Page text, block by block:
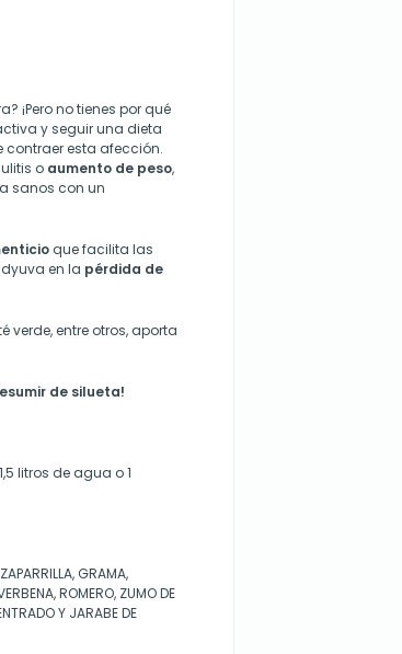
¡Pero no tienes por qué
y seguir una dieta
esta afección.
o aumento de peso,
sanos con un
que facilita las
en la pérdida de
entre otros, aporta
de silueta!
litros de agua o 1
GRAMA,
ROMERO, ZUMO DE
Y JARABE DE